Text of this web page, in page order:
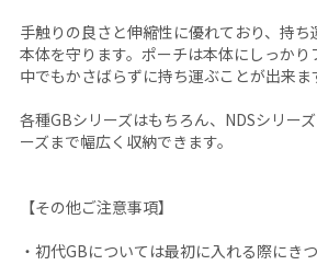
手触りの良さと伸縮性に優れており、持ち
本体を守ります。ポーチは本体にしっか
中でもかさばらずに持ち運ぶことが出来ま
各種GBシリーズはもちろん、NDSシリー
ーズまで幅広く収納できます。
【その他ご注意事項】
・初代GBについては最初に入れる際にき